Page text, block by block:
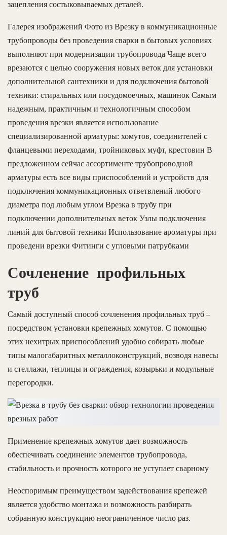
зацепления состыковываемых деталей.
Галерея изображений Фото из Врезку в коммуникационные
трубопроводы без проведения сварки в бытовых условиях
выполняют при модернизации трубопровода Чаще всего
врезаются с целью сооружения новых веток для установки
дополнительной сантехники и для подключения бытовой
техники: стиральных или посудомоечных, машинок Самым
надежным, практичным и технологичным способом
проведения врезки является использование
специализированной арматуры: хомутов, соединителей с
фланцевыми переходами, тройниковых муфт, крестовин В
предложенном сейчас ассортименте трубопроводной
арматуры есть все виды приспособлений и устройств для
подключения коммуникационных ответвлений любого
диаметра под любым углом Врезка в трубу при
подключении дополнительных веток Узлы подключения
линий для бытовой техники Использование ароматуры при
проведени врезки Фитинги с угловыми патрубками
Сочленение профильных
труб
Самый доступный способ сочленения профильных труб –
посредством установки крепежных хомутов. С помощью
этих нехитрых приспособлений удобно собирать любые
типы малогабаритных металлоконструкций, возводя навесы
и стеллажи, теплицы и ограждения, козырьки и модульные
перегородки.
Применение крепежных хомутов дает возможность
обеспечивать соединение элементов трубопровода,
стабильность и прочность которого не уступает сварному
Неоспоримым преимуществом задействования крепежей
является удобство монтажа и возможность разбирать
собранную конструкцию неограниченное число раз.